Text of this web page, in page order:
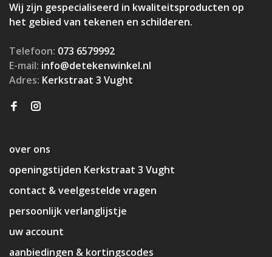
Wij zijn gespecialiseerd in kwaliteitsproducten op
het gebied van tekenen en schilderen.
Telefoon: 073 6579992
E-mail: info@detekenwinkel.nl
Adres: Kerkstraat 3 Vught
over ons
openingstijden Kerkstraat 3 Vught
contact & veelgestelde vragen
persoonlijk verlanglijstje
uw account
aanbiedingen & kortingscodes